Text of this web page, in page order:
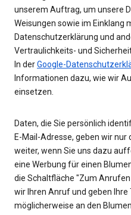
unserem Auftrag, um unsere
Weisungen sowie im Einklang
Datenschutzerklärung und
Vertraulichkeits- und
In derGoogle-
Informationen dazu, wie wir
einsetzen.
Daten, die Sie persönlich
E-Mail-Adresse, geben wir
weiter, wenn Sie uns dazu
eine Werbung für einen
die Schaltfläche "Zum
wir Ihren Anruf und geben
möglicherweise an den